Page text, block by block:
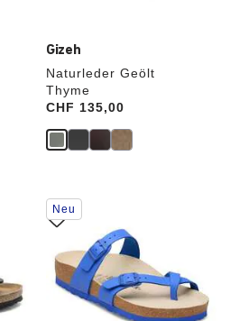
Gizeh
Naturleder Geölt
Thyme
Price:
CHF 135,00
Durch
Anklicken
der
Farben
werden
die
Produktbilder
aktualisiert.
Neu